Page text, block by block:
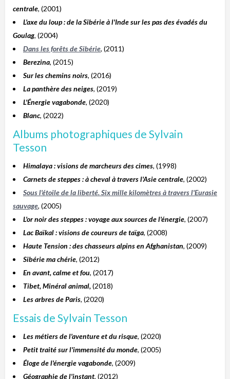
centrale, (2001)
L'axe du loup : de la Sibérie à l'Inde sur les pas des évadés du
Goulag, (2004)
Dans les forêts de Sibérie, (2011)
Berezina, (2015)
Sur les chemins noirs, (2016)
La panthère des neiges, (2019)
L'Énergie vagabonde, (2020)
Blanc, (2022)
Albums photographiques de Sylvain
Tesson
Himalaya : visions de marcheurs des cimes, (1998)
Carnets de steppes : à cheval à travers l'Asie centrale, (2002)
Sous l'étoile de la liberté. Six mille kilomètres à travers l'Eurasie
sauvage, (2005)
L'or noir des steppes : voyage aux sources de l'énergie, (2007)
Lac Baïkal : visions de coureurs de taïga, (2008)
Haute Tension : des chasseurs alpins en Afghanistan, (2009)
Sibérie ma chérie, (2012)
En avant, calme et fou, (2017)
Tibet, Minéral animal,(2018)
Les arbres de Paris, (2020)
Essais de Sylvain Tesson
Les métiers de l'aventure et du risque, (2020)
Petit traité sur l'immensité du monde, (2005)
Éloge de l'énergie vagabonde, (2009)
Géographie de l'instant, (2012)